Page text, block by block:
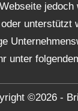
jedoch
unterstützt
unter
©2026 -